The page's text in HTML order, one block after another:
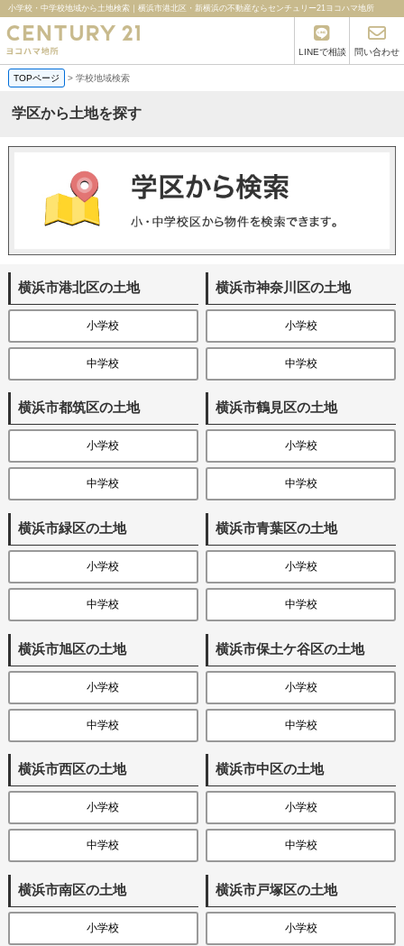
小学校・中学校地域から土地検索｜横浜市港北区・新横浜の不動産ならセンチュリー21ヨコハマ地所
LINEで相談 問い合わせ
TOPページ > 学校地域検索
学区から土地を探す
横浜市港北区の土地
小学校
中学校
横浜市神奈川区の土地
小学校
中学校
横浜市都筑区の土地
小学校
中学校
横浜市鶴見区の土地
小学校
中学校
横浜市緑区の土地
小学校
中学校
横浜市青葉区の土地
小学校
中学校
横浜市旭区の土地
小学校
中学校
横浜市保土ケ谷区の土地
小学校
中学校
横浜市西区の土地
小学校
中学校
横浜市中区の土地
小学校
中学校
横浜市南区の土地
小学校
横浜市戸塚区の土地
小学校